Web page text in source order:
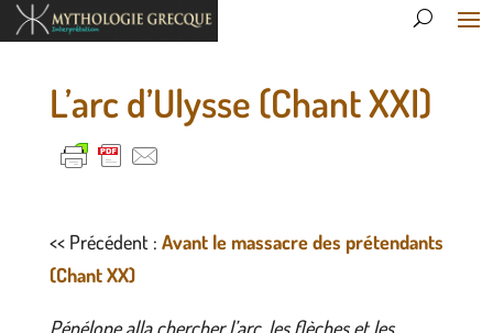
L’arc d’Ulysse (Chant XXI)
<< Précédent : Avant le massacre des prétendants
(Chant XX)
Pénélope alla chercher l’arc, les flèches et les